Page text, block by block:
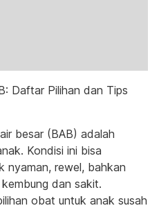
Daftar Pilihan dan Tips
besar (BAB) adalah
Kondisi ini bisa
nyaman, rewel, bahkan
dan sakit.
obat untuk anak susah